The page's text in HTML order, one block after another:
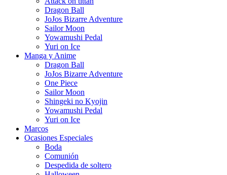
Dragon Ball
JoJos Bizarre Adventure
Sailor Moon
Yowamushi Pedal
Yuri on Ice
Manga y Anime
Dragon Ball
JoJos Bizarre Adventure
One Piece
Sailor Moon
Shingeki no Kyojin
Yowamushi Pedal
Yuri on Ice
Marcos
Ocasiones Especiales
Boda
Comunión
Despedida de soltero